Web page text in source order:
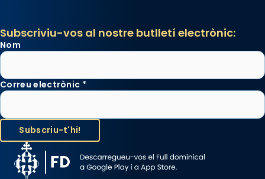
Subscriviu-vos al nostre butlletí electrònic:
Nom
Correu electrònic *